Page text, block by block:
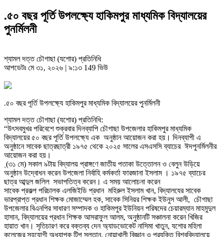
.৫০ বছর পূর্তি উপলক্ষ্যে হাকিমপুর মাধ্যমিক বিদ্যালয়ের
পুনর্মিলনী
শ্যামল দত্ত চৌগাছা (যশোর) প্রতিনিধি
আপডেটঃ মে ৩১, ২০২৬ | ৯:১৩ 149 ভিউ
.৫০ বছর পূর্তি উপলক্ষ্যে হাকিমপুর মাধ্যমিক বিদ্যালয়ের পুনর্মিলনী
শ্যামল দত্ত চৌগাছা (যশোর) প্রতিনিধি:
“উৎসবমুখর পরিবেশে শুক্রবার দিনব্যাপি চৌগাছা উপজেলার হাকিমপুর মাধ্যমিক
বিদ্যালয়ের ৫০ বছর পূর্তি উপলক্ষ্যে এক অনুষ্ঠান আয়োজন করা হয়। দিনব্যাপী এ
অনুষ্ঠানে সাবেক ছাত্রছাত্রী ১৯৭৫ থেকে ২০২৫ সালের এসএসসি ব্যাচের ঈদপুনর্মিলনীর
আয়োজন করা হয়।
্(৩১ মে) সকাল ৯টায় বিদ্যালয় প্রাঙ্গণে জাতীয় পতাকা উত্তোলন ও বেলুন উড়িয়ে
অনুষ্ঠান উদ্বোধন করেন উপজেলা নির্বাহি কর্মকর্তা ফারজানা ইসলাম । ১৯৭৫ ব্যাচের
ছাত্র আব্দুল জলিল সভাপতিত্ব করেন। এ সময় আলোচনা করেন
সাবেক প্রকল্প পরিচালক এলজিইডি প্রধান মহিরুল ইসলাম খান, বিদ্যালযের সাবেক
ভারপ্রাপ্ত প্রধান শিক্ষক মোজাম্মেল হক, সাবেক সিনিয়র শিক্ষক ইউনুস আলী, চৌগাছা
উপজেলার বিএনপির সাধারণ সম্পাদক ও হাকিমপুর ইউনিয়ন পরিষদের চেয়ারম্যান মাহমুদুল
হাসান, বিদ্যালয়ের প্রধান শিক্ষক আসরাফুল আলম, অনুষ্ঠানটি সঞ্চালনা করেন খিজির
হায়াত খান। সৃতিচারণ করে বক্তব্য দেন অ্যাডভোকেট নাসিমা খাতুন, যশোর মহিলা
কলেজের সহযোগী অধ্যাপক টিপু সুলতান, নোয়াখালী বিজ্ঞান ও প্রযুক্তি বিশ্ববিদ্যালয়ে